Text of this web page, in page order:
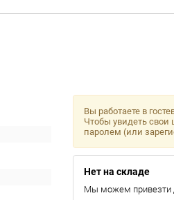
Вы работаете в
Чтобы увидеть
паролем (или
Нет на складе
Мы можем привезти